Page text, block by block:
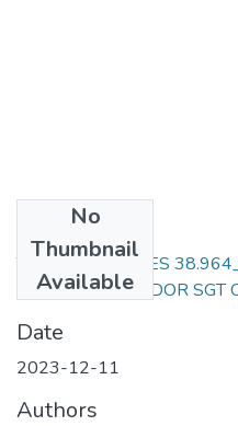
No
Thumbnail
Available
TCC_AL SD LEMES
FINAL_ORIENTADOR SGT
Date
2023-12-11
Authors